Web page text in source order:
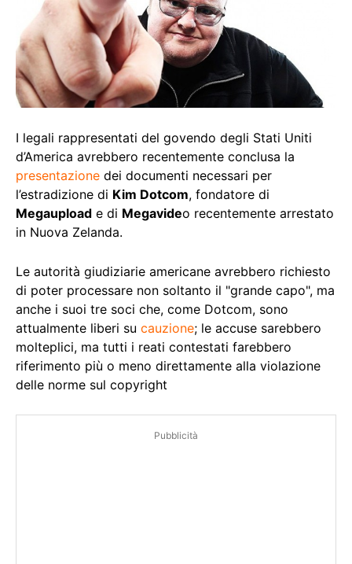
I legali rappresentati del govendo degli Stati Uniti
d’America avrebbero recentemente conclusa la
presentazione dei documenti necessari per
l’estradizione di Kim Dotcom, fondatore di
Megaupload e di Megavideo recentemente arrestato
in Nuova Zelanda.
Le autorità giudiziarie americane avrebbero richiesto
di poter processare non soltanto il "grande capo", ma
anche i suoi tre soci che, come Dotcom, sono
attualmente liberi su cauzione; le accuse sarebbero
molteplici, ma tutti i reati contestati farebbero
riferimento più o meno direttamente alla violazione
delle norme sul copyright
Pubblicità